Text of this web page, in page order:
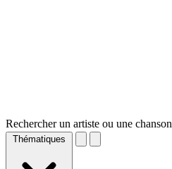
Rechercher un artiste ou une chanson
Thématiques